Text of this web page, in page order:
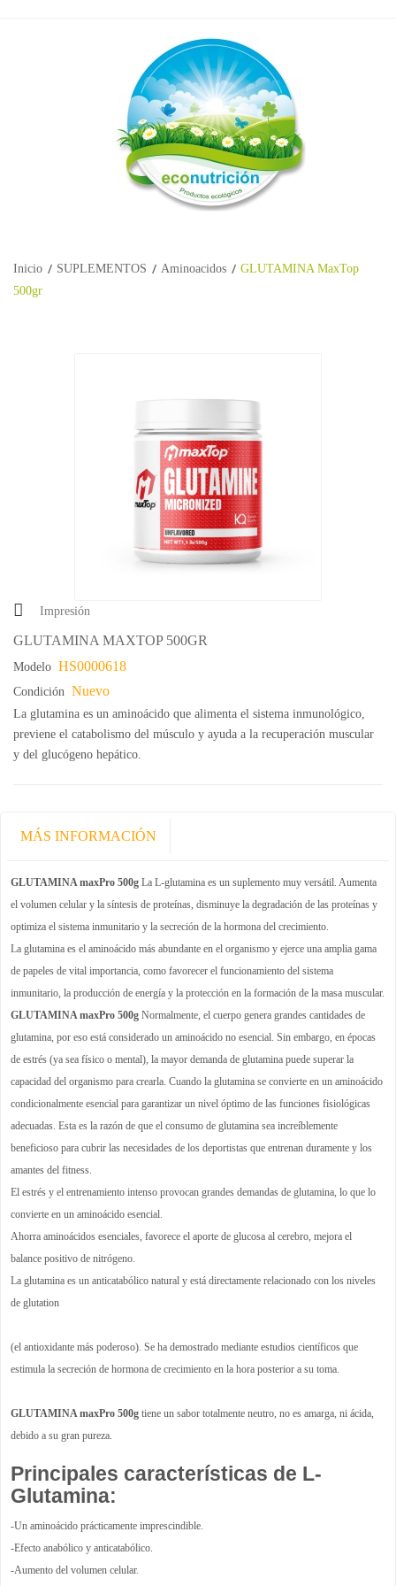
Inicio SUPLEMENTOS Aminoacidos
GLUTAMINA MaxTop
500gr
Impresión
GLUTAMINA MAXTOP 500GR
Modelo HS0000618
Condición Nuevo
La glutamina es un aminoácido que alimenta el sistema inmunológico,
previene el catabolismo del músculo y ayuda a la recuperación muscular
y del glucógeno hepático.
MÁS INFORMACIÓN
GLUTAMINA maxPro 500g La L-glutamina es un suplemento muy versátil. Aumenta
el volumen celular y la síntesis de proteínas, disminuye la degradación de las proteínas y
optimiza el sistema inmunitario y la secreción de la hormona del crecimiento.
La glutamina es el aminoácido más abundante en el organismo y ejerce una amplia gama
de papeles de vital importancia, como favorecer el funcionamiento del sistema
inmunitario, la producción de energía y la protección en la formación de la masa muscular.
GLUTAMINA maxPro 500gNormalmente, el cuerpo genera grandes cantidades de
glutamina, por eso está considerado un aminoácido no esencial. Sin embargo, en épocas
de estrés (ya sea físico o mental), la mayor demanda de glutamina puede superar la
capacidad del organismo para crearla. Cuando la glutamina se convierte en un aminoácido
condicionalmente esencial para garantizar un nivel óptimo de las funciones fisiológicas
adecuadas. Esta es la razón de que el consumo de glutamina sea increíblemente
beneficioso para cubrir las necesidades de los deportistas que entrenan duramente y los
amantes del fitness.
El estrés y el entrenamiento intenso provocan grandes demandas de glutamina, lo que lo
convierte en un aminoácido esencial.
Ahorra aminoácidos esenciales, favorece el aporte de glucosa al cerebro, mejora el
balance positivo de nitrógeno.
La glutamina es un anticatabólico natural y está directamente relacionado con los niveles
de glutation
(el antioxidante más poderoso). Se ha demostrado mediante estudios científicos que
estimula la secreción de hormona de crecimiento en la hora posterior a su toma.
GLUTAMINA maxPro 500g tiene un sabor totalmente neutro, no es amarga, ni ácida,
debido a su gran pureza.
Principales características de L-
Glutamina:
-Un aminoácido prácticamente imprescindible.
-Efecto anabólico y anticatabólico.
-Aumento del volumen celular.